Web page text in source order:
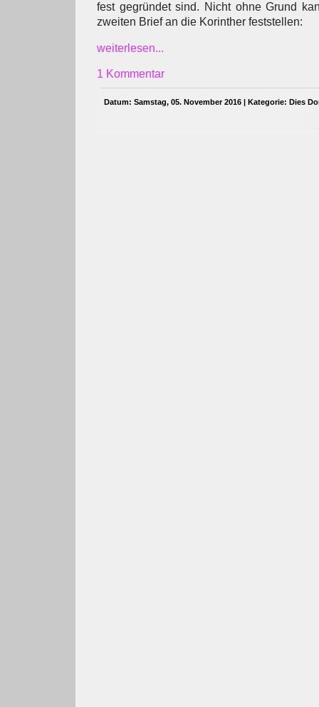
fest gegründet sind. Nicht ohne Grund
zweiten Brief an die Korinther feststellen:
weiterlesen...
1 Kommentar
Datum: Samstag, 05. November 2016 | Kategorie: Dies